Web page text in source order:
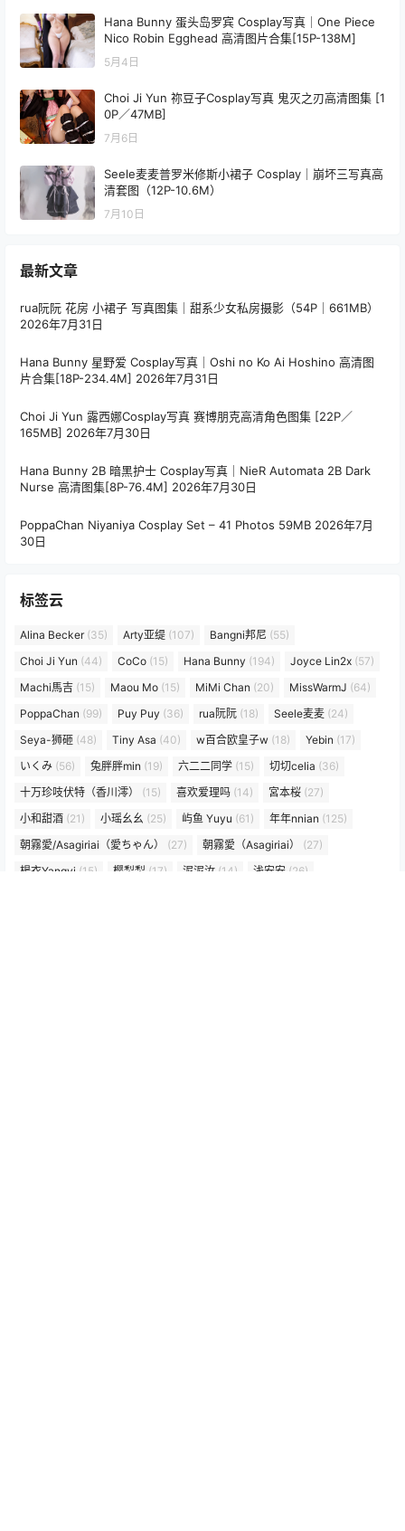
Hana Bunny 蛋头岛罗宾 Cosplay写真｜One Piece
Nico Robin Egghead 高清图片合集[15P-138M]
5月4日
Choi Ji Yun 祢豆子Cosplay写真 鬼灭之刃高清图集 [1
0P／47MB]
7月6日
Seele麦麦普罗米修斯小裙子 Cosplay｜崩坏三写真高
清套图（12P-10.6M）
7月10日
最新文章
rua阮阮 花房 小裙子 写真图集｜甜系少女私房摄影（54P｜661MB）
2026年7月31日
Hana Bunny 星野爱 Cosplay写真｜Oshi no Ko Ai Hoshino 高清图
片合集[18P-234.4M] 2026年7月31日
Choi Ji Yun 露西娜Cosplay写真 赛博朋克高清角色图集 [22P／
165MB] 2026年7月30日
Hana Bunny 2B 暗黑护士 Cosplay写真｜NieR Automata 2B Dark
Nurse 高清图集[8P-76.4M] 2026年7月30日
PoppaChan Niyaniya Cosplay Set – 41 Photos 59MB 2026年7月
30日
标签云
Alina Becker(35) Arty亚缇 (107) Bangni邦尼 (55)
Choi Ji Yun (44) CoCo (15) Hana Bunny (194) Joyce Lin2x (57)
Machi馬吉 (15) Maou Mo (15) MiMi Chan (20) MissWarmJ (64)
PoppaChan (99) Puy Puy (36) rua阮阮 (18) Seele麦麦 (24)
Seya-狮砸 (48) Tiny Asa (40) w百合欧皇子w (18) Yebin (17)
いくみ (56) 兔胖胖min (19) 六二二同学 (15) 切切celia (36)
十万珍吱伏特（香川澪）
(15) 喜欢爱理吗 (14) 宮本桜 (27)
小和甜酒 (21) 小瑶幺幺 (25) 屿鱼 Yuyu (61) 年年nnian (125)
朝霧愛/Asagiriai（愛ちゃん）
(27) 朝霧愛（Asagiriai）
(27)
楊衣Yangyi (15) 樱梨梨 (17) 泥泥汝 (14) 浅安安 (26)